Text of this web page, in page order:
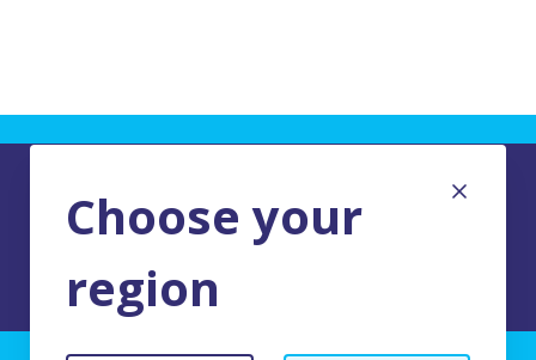
Choose your
region